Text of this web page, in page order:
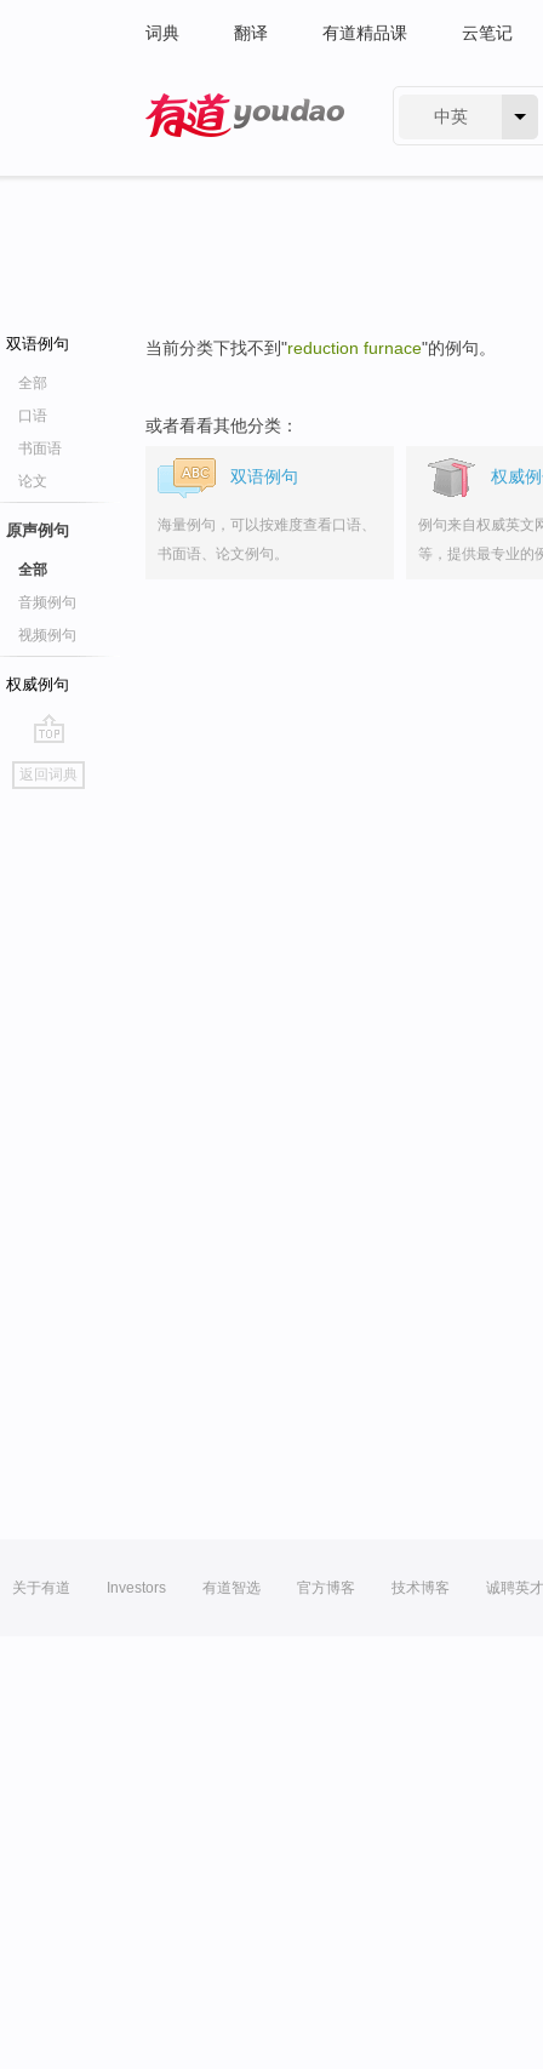
词典 翻译 有道精品课 云笔记
中英
双语例句
全部
口语
书面语
论文
原声例句
全部
音频例句
视频例句
权威例句
go
top
返回词典
当前分类下找不到"reduction furnace"的例句。
或者看看其他分类：
双语例句
海量例句，可以按难度查看口语、
书面语、论文例句。
权威
例句来自权威英文
等，提供最专业的
关于有道 Investors 有道智选 官方博客 技术博客 诚聘英才